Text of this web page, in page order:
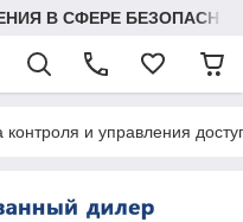
В СФЕРЕ
контроля и управления